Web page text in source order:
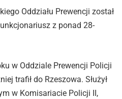
Oddziału Prewencji został
z ponad 28-
w Oddziale Prewencji Policji
trafił do Rzeszowa. Służył
w Komisariacie Policji II,